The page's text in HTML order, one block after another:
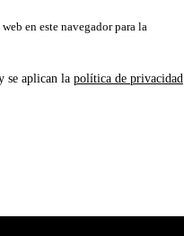
en este navegador para la
se aplican la política de privacidad